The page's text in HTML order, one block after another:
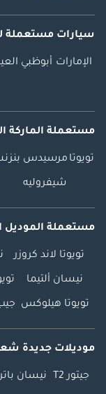
سيارات مستعملة
الإمارات أبوظبي
مستعملة الماركة
تويوتا مرسيدس بنز
شيفروليه
مستعملة الموديل
تويوتا لاند كروزر
نيسان ألتيما
تويوتا هيلوكس
موديلات جديدة
جيتور T2 نيسان